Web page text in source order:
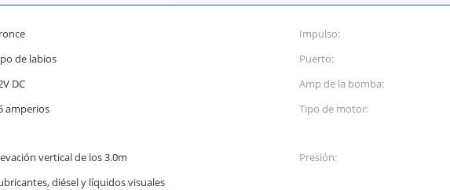
Impulso:
de labios Puerto:
DC Amp de la bomba:
amperios Tipo de motor:
vertical de los 3.0m Presión:
diésel y líquidos visuales